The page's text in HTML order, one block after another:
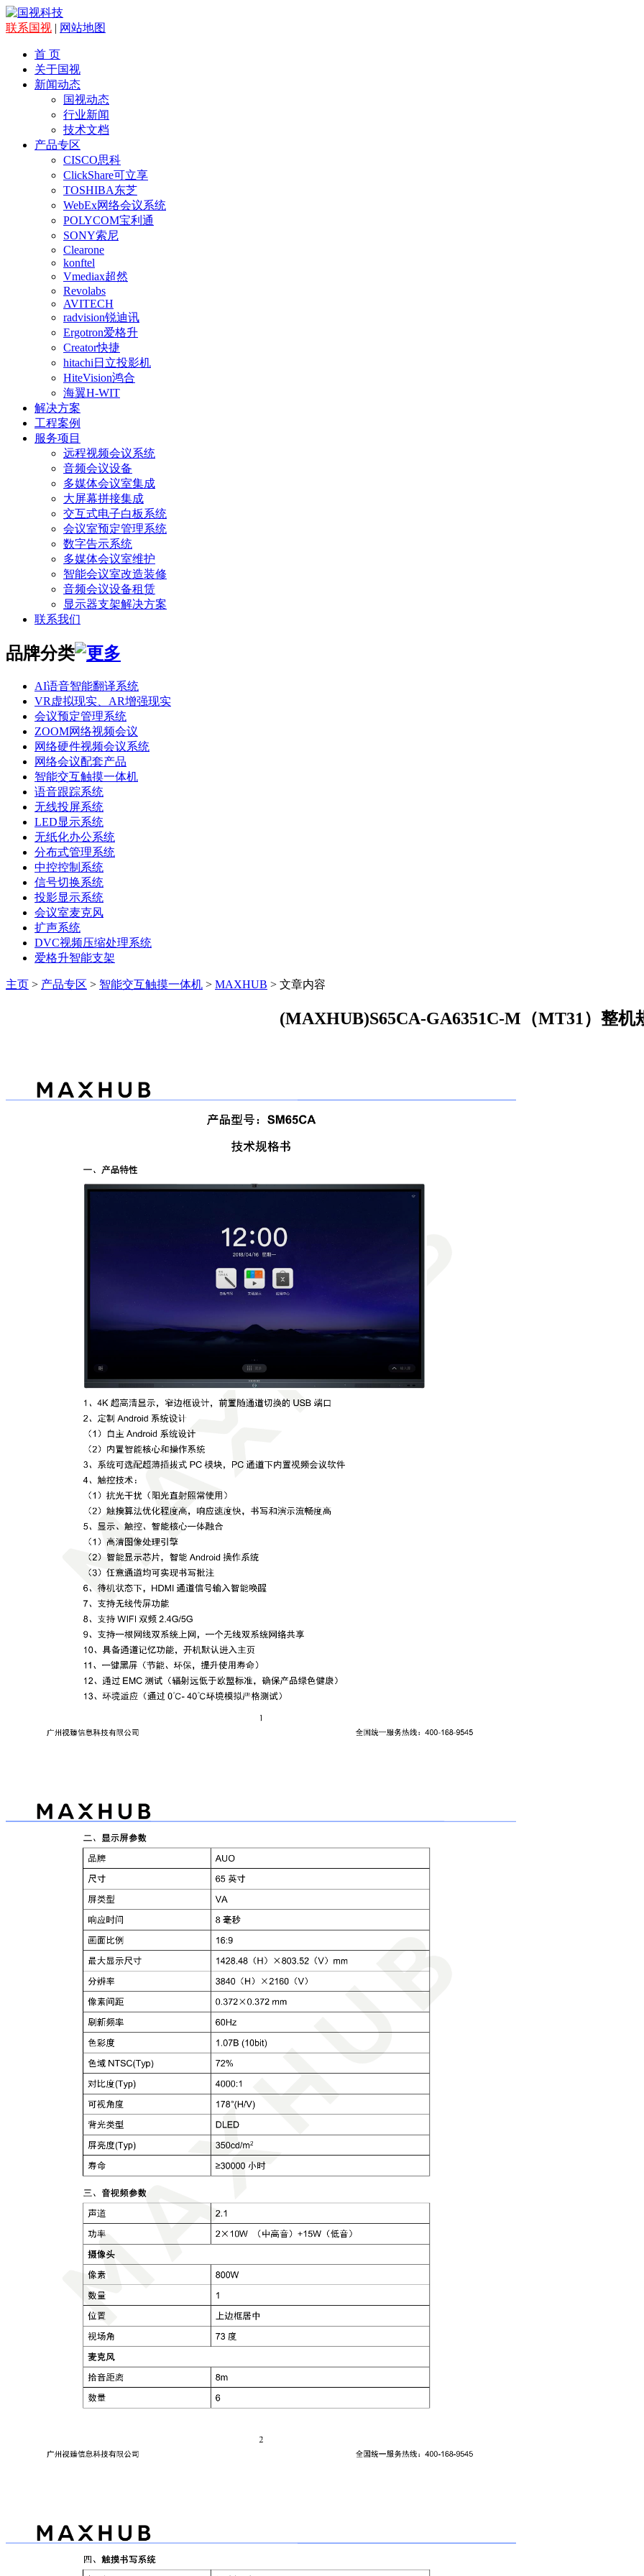
联系国视 | 网站地图
首 页
关于国视
新闻动态
国视动态
行业新闻
技术文档
产品专区
CISCO思科
ClickShare可立享
TOSHIBA东芝
WebEx网络会议系统
POLYCOM宝利通
SONY索尼
Clearone
konftel
Vmediax超然
Revolabs
AVITECH
radvision锐迪讯
Ergotron爱格升
Creator快捷
hitachi日立投影机
HiteVision鸿合
海翼H-WIT
解决方案
工程案例
服务项目
远程视频会议系统
音频会议设备
多媒体会议室集成
大屏幕拼接集成
交互式电子白板系统
会议室预定管理系统
数字告示系统
多媒体会议室维护
智能会议室改造装修
音频会议设备租赁
显示器支架解决方案
联系我们
品牌分类
AI语音智能翻译系统
VR虚拟现实、AR增强现实
会议预定管理系统
ZOOM网络视频会议
网络硬件视频会议系统
网络会议配套产品
智能交互触摸一体机
语音跟踪系统
无线投屏系统
LED显示系统
无纸化办公系统
分布式管理系统
中控控制系统
信号切换系统
投影显示系统
会议室麦克风
扩声系统
DVC视频压缩处理系统
爱格升智能支架
主页 > 产品专区 > 智能交互触摸一体机 > MAXHUB > 文章内容
(MAXHUB)S65CA-GA6351C-M（MT31）整机